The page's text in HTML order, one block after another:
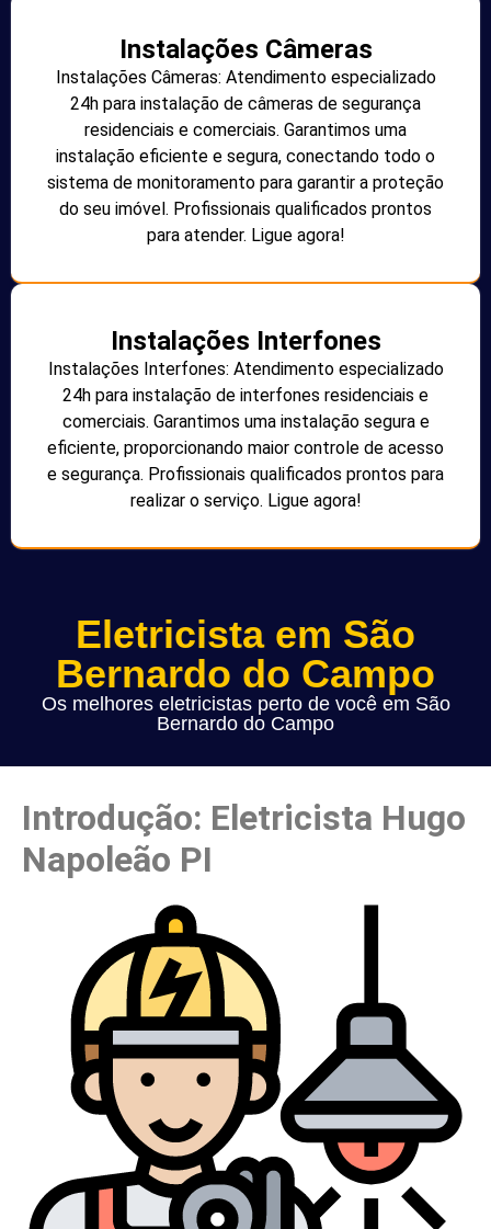
Instalações Câmeras
Instalações Câmeras: Atendimento especializado
24h para instalação de câmeras de segurança
residenciais e comerciais. Garantimos uma
instalação eficiente e segura, conectando todo o
sistema de monitoramento para garantir a proteção
do seu imóvel. Profissionais qualificados prontos
para atender. Ligue agora!
Instalações Interfones
Instalações Interfones: Atendimento especializado
24h para instalação de interfones residenciais e
comerciais. Garantimos uma instalação segura e
eficiente, proporcionando maior controle de acesso
e segurança. Profissionais qualificados prontos para
realizar o serviço. Ligue agora!
Eletricista em São
Bernardo do Campo
Os melhores eletricistas perto de você em São
Bernardo do Campo
Introdução: Eletricista Hugo
Napoleão PI